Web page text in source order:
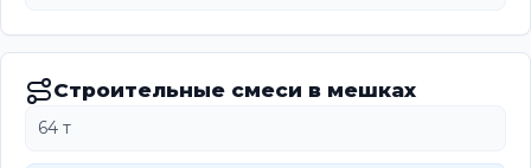
Строительные смеси в мешках
64 т